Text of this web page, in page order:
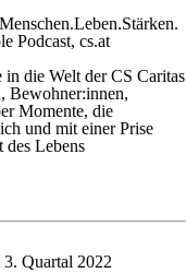
Podcast, cs.at
die Welt der CS Caritas
Bewohner:innen,
Momente, die
und mit einer Prise
Lebens
Quartal 2022